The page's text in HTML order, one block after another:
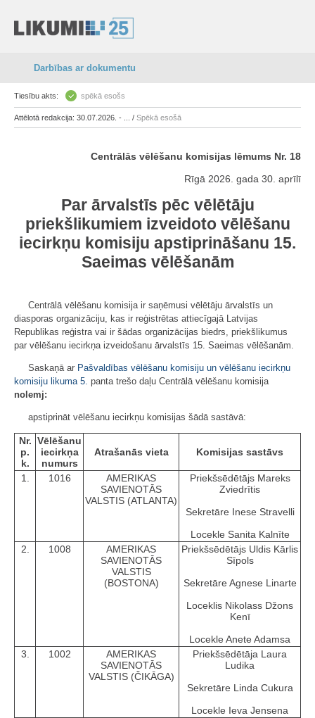
Darbības ar dokumentu
Tiesību akts: spēkā esošs
Attēlotā redakcija: 30.07.2026. - ... / Spēkā esošā
Centrālās vēlēšanu komisijas lēmums Nr. 18
Rīgā 2026. gada 30. aprīlī
Par ārvalstīs pēc vēlētāju
priekšlikumiem izveidoto vēlēšanu
iecirkņu komisiju apstiprināšanu 15.
Saeimas vēlēšanām
Centrālā vēlēšanu komisija ir saņēmusi vēlētāju ārvalstīs un
diasporas organizāciju, kas ir reģistrētas attiecīgajā Latvijas
Republikas reģistra vai ir šādas organizācijas biedrs, priekšlikumus
par vēlēšanu iecirkņa izveidošanu ārvalstīs 15. Saeimas vēlēšanām.
Saskaņā ar Pašvaldības vēlēšanu komisiju un vēlēšanu iecirkņu
komisiju likuma 5. panta trešo daļu Centrālā vēlēšanu komisija
nolemj:
apstiprināt vēlēšanu iecirkņu komisijas šādā sastāvā:
Nr.
p.
k.
Vēlēšanu
iecirkņa
numurs
Atrašanās vieta Komisijas sastāvs
1. 1016
AMERIKAS
SAVIENOTĀS
VALSTIS (ATLANTA)
Priekšsēdētājs Mareks
Zviedrītis
Sekretāre Inese Stravelli
Locekle Sanita Kalnīte
2.
1008
AMERIKAS
SAVIENOTĀS
VALSTIS
(BOSTONA)
Priekšsēdētājs Uldis Kārlis
Sīpols
Sekretāre Agnese Linarte
Loceklis Nikolass Džons
Kenī
Locekle Anete Adamsa
3.
1002
AMERIKAS
SAVIENOTĀS
VALSTIS (ČIKĀGA)
Priekšsēdētāja Laura
Ludika
Sekretāre Linda Cukura
Locekle Ieva Jensena